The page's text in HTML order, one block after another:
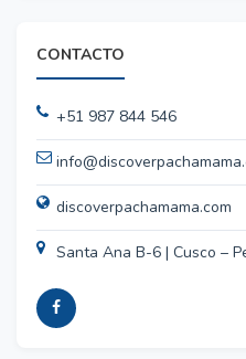
CONTACTO
+51 987 844 546
discoverpachamama.com
Santa Ana B-6 | Cusco –